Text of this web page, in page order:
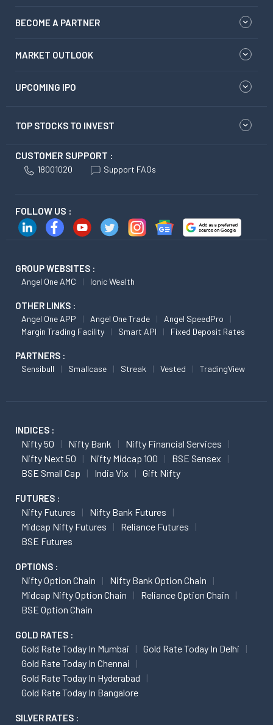
BECOME A PARTNER
MARKET OUTLOOK
UPCOMING IPO
TOP STOCKS TO INVEST
CUSTOMER SUPPORT :
18001020 Support FAQs
FOLLOW US :
GROUP WEBSITES :
Angel One AMC Ionic Wealth
OTHER LINKS :
Angel One APP Angel One Trade
Angel SpeedPro
Margin Trading Facility
Smart API Fixed Deposit Rates
PARTNERS :
Sensibull Smallcase Streak Vested TradingView
INDICES :
Nifty 50 Nifty Bank
Nifty Financial Services
Nifty Next 50
Nifty Midcap 100
BSE Sensex
BSE Small Cap
India Vix Gift Nifty
FUTURES :
Nifty Futures
Nifty Bank Futures
Midcap Nifty Futures
Reliance Futures
BSE Futures
OPTIONS :
Nifty Option Chain
Nifty Bank Option Chain
Midcap Nifty Option Chain
Reliance Option Chain
BSE Option Chain
GOLD RATES :
Gold Rate Today In Mumbai
Gold Rate Today In Delhi
Gold Rate Today In Chennai
Gold Rate Today In Hyderabad
Gold Rate Today In Bangalore
SILVER RATES :